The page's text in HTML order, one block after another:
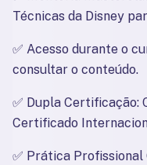
Técnicas da Disney
✅ Acesso durante o
consultar o conteúdo.
✅ Dupla Certificação:
Certificado
✅ Prática Profissional